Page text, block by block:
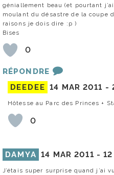
géniallement beau (et pourtant
moulant du désastre de la coupe
raisons je dois dire :p )
Bises
0
RÉPONDRE
DEEDEE 14 MAR 2011 -
Hôtesse au Parc des Princes +
0
DAMYA 14 MAR 2011 -
J’étais super surprise quand j’ai